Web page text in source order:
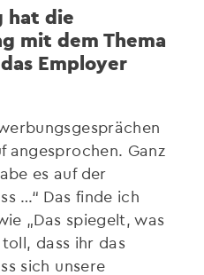
hat die
mit dem Thema
Employer
Ganz
es auf der
…“ Das finde ich
„Das spiegelt, was
dass ihr das
sich unsere